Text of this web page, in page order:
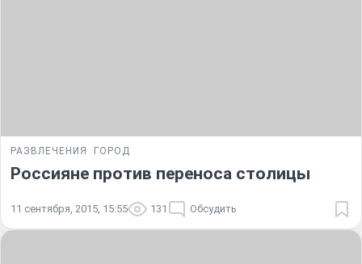
РАЗВЛЕЧЕНИЯ ГОРОД
Россияне против переноса столицы
11 сентября, 2015, 15:55 131 Обсудить